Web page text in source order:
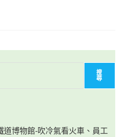
搜
尋
道博物館-吹冷氣看火車、員工